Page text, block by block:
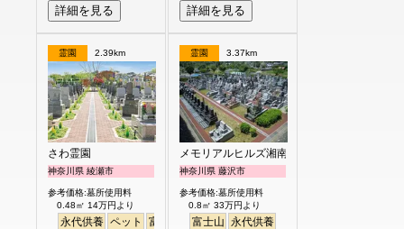
詳細を見る 詳細を見る
霊園 2.39km
さわ霊園
神奈川県 綾瀬市
参考価格:墓所使用料
0.48㎡ 14万円より
永代供養 ペット 富士山
霊園 3.37km
メモリアルヒルズ湘南
神奈川県 藤沢市
参考価格:墓所使用料
0.8㎡ 33万円より
富士山 永代供養